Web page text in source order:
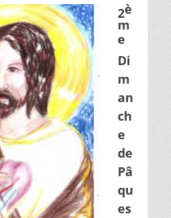
2è
m
e
Di
m
an
ch
e
de
Pâ
qu
es